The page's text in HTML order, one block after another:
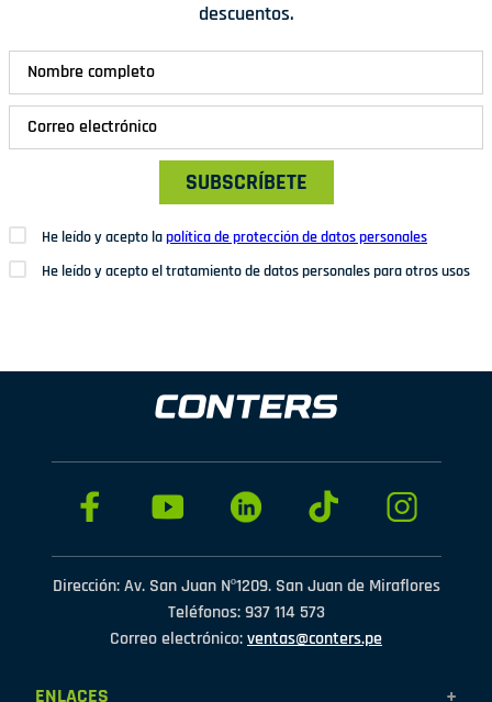
descuentos.
SUBSCRÍBETE
He leído y acepto lapolítica de protección de datos personales
He leído y acepto el tratamiento de datos personales para otros usos
Dirección: Av. San Juan Nº1209. San Juan de Miraflores
Teléfonos: 937 114 573
Correo electrónico:ventas@conters.pe
ENLACES +